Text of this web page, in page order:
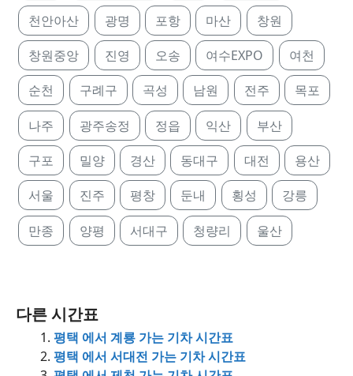
천안아산 광명 포항 마산 창원
창원중앙 진영 오송 여수EXPO 여천
순천 구례구 곡성 남원 전주 목포
나주 광주송정 정읍 익산 부산
구포 밀양 경산 동대구 대전 용산
서울 진주 평창 둔내 횡성 강릉
만종 양평 서대구 청량리 울산
다른 시간표
평택 에서 계룡 가는 기차 시간표
평택 에서 서대전 가는 기차 시간표